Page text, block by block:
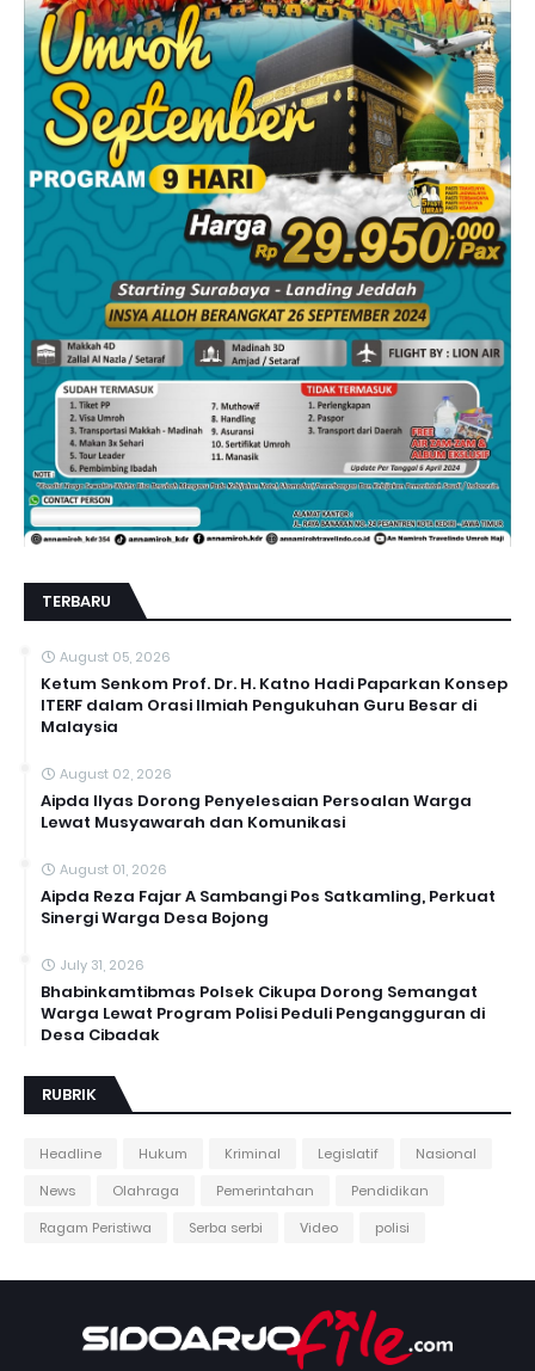
TERBARU
August 05, 2026
Ketum Senkom Prof. Dr. H. Katno Hadi Paparkan Konsep
ITERF dalam Orasi Ilmiah Pengukuhan Guru Besar di
Malaysia
August 02, 2026
Aipda Ilyas Dorong Penyelesaian Persoalan Warga
Lewat Musyawarah dan Komunikasi
August 01, 2026
Aipda Reza Fajar A Sambangi Pos Satkamling, Perkuat
Sinergi Warga Desa Bojong
July 31, 2026
Bhabinkamtibmas Polsek Cikupa Dorong Semangat
Warga Lewat Program Polisi Peduli Pengangguran di
Desa Cibadak
RUBRIK
Headline Hukum Kriminal Legislatif
Nasional
News
Olahraga Pemerintahan
Pendidikan
Ragam Peristiwa
Serba serbi Video polisi